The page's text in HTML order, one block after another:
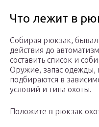
Что лежит в
Собирая рюкзак,
действия до
составить список и
Оружие, запас одежды,
подбираются в
условий и типа охоты.
Положите в рюкзак